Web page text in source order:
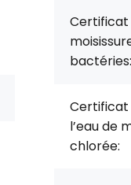
Certificat
bactéries:
Certificat
l’eau de
chlorée: